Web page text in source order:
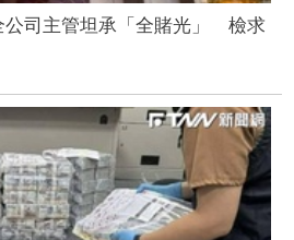
公司主管坦承「全賭光」 檢求